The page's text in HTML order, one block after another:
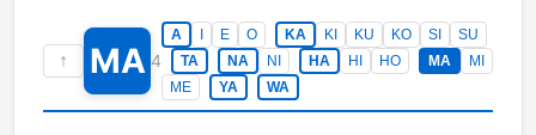
↑ MA 4
A E O KA KI KU KO SI
SU
TA
NA NI HA HI HO MA
MI
ME
YA WA